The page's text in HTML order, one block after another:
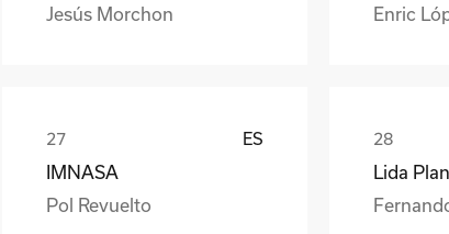
Jesús Morchon
Enric
ES
IMNASA
Pol Revuelto
Lida